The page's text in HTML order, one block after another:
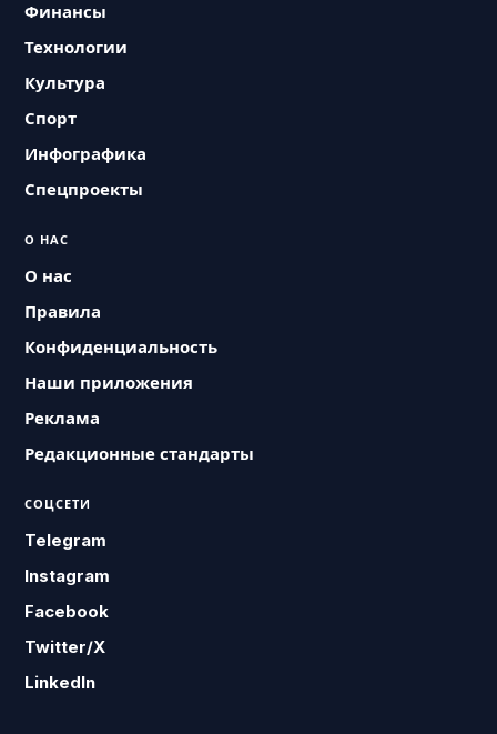
Финансы
Технологии
Культура
Спорт
Инфографика
Спецпроекты
О НАС
О нас
Правила
Конфиденциальность
Наши приложения
Реклама
Редакционные стандарты
СОЦСЕТИ
Telegram
Instagram
Facebook
Twitter/X
LinkedIn